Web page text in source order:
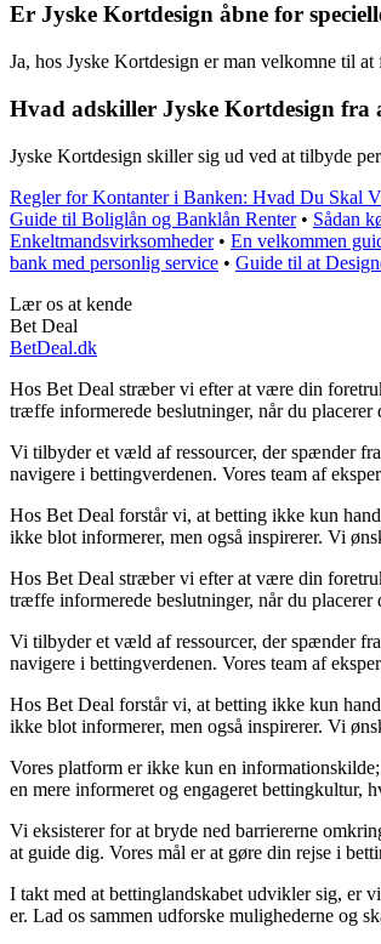
Er Jyske Kortdesign åbne for
Ja, hos Jyske Kortdesign er man velkomne til
Hvad adskiller Jyske Kortdesign fra
Jyske Kortdesign skiller sig ud ved at tilbyde
Regler for Kontanter i Banken: Hvad Du Skal
Guide til Boliglån og Banklån Renter• Sådan
Enkeltmandsvirksomheder• En velkommen
bank med personlig service • Guide til at
Lær os at kende
Bet Deal
BetDeal.dk
Hos Bet Deal stræber vi efter at være din
træffe informerede beslutninger, når du
Vi tilbyder et væld af ressourcer, der spænder
navigere i bettingverdenen. Vores team af
Hos Bet Deal forstår vi, at betting ikke kun
ikke blot informerer, men også inspirerer. Vi
Hos Bet Deal stræber vi efter at være din
træffe informerede beslutninger, når du
Vi tilbyder et væld af ressourcer, der spænder
navigere i bettingverdenen. Vores team af
Hos Bet Deal forstår vi, at betting ikke kun
ikke blot informerer, men også inspirerer. Vi
Vores platform er ikke kun en
en mere informeret og engageret bettingkultur,
Vi eksisterer for at bryde ned barriererne
at guide dig. Vores mål er at gøre din rejse i
I takt med at bettinglandskabet udvikler sig, er
er. Lad os sammen udforske mulighederne og